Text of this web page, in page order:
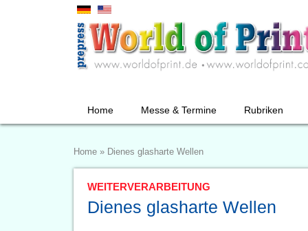
Home Messe & Termine Rubriken
Home » Dienes glasharte Wellen
WEITERVERARBEITUNG
Dienes glasharte Wellen